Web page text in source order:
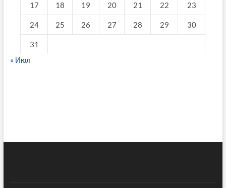
17 18 19 20 21 22 23
24 25 26 27 28 29 30
31
« Июл